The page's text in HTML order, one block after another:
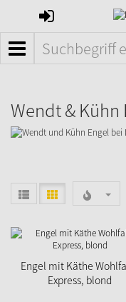
ANMELDEN
MENÜ
Wendt &
Engel mit Käthe
Express, blond